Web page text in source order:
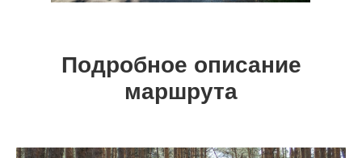
Подробное описание
маршрута